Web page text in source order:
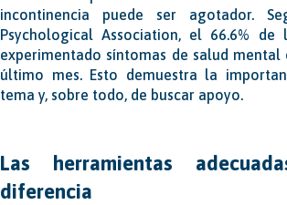
incontinencia puede ser agotador.
Psychological Association, el 66.6% de
experimentado síntomas de salud
último mes. Esto demuestra la
tema y, sobre todo, de buscar apoyo.
Las herramientas
diferencia